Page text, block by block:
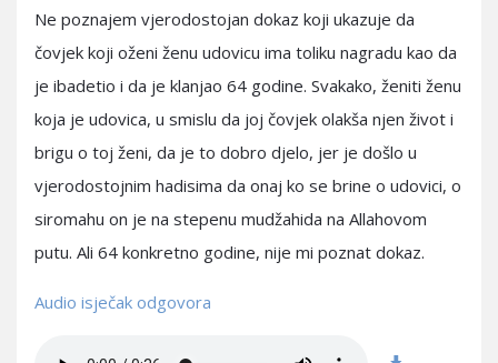
Ne poznajem vjerodostojan dokaz koji ukazuje da
čovjek koji oženi ženu udovicu ima toliku nagradu kao da
je ibadetio i da je klanjao 64 godine. Svakako, ženiti ženu
koja je udovica, u smislu da joj čovjek olakša njen život i
brigu o toj ženi, da je to dobro djelo, jer je došlo u
vjerodostojnim hadisima da onaj ko se brine o udovici, o
siromahu on je na stepenu mudžahida na Allahovom
putu. Ali 64 konkretno godine, nije mi poznat dokaz.
Audio isječak odgovora